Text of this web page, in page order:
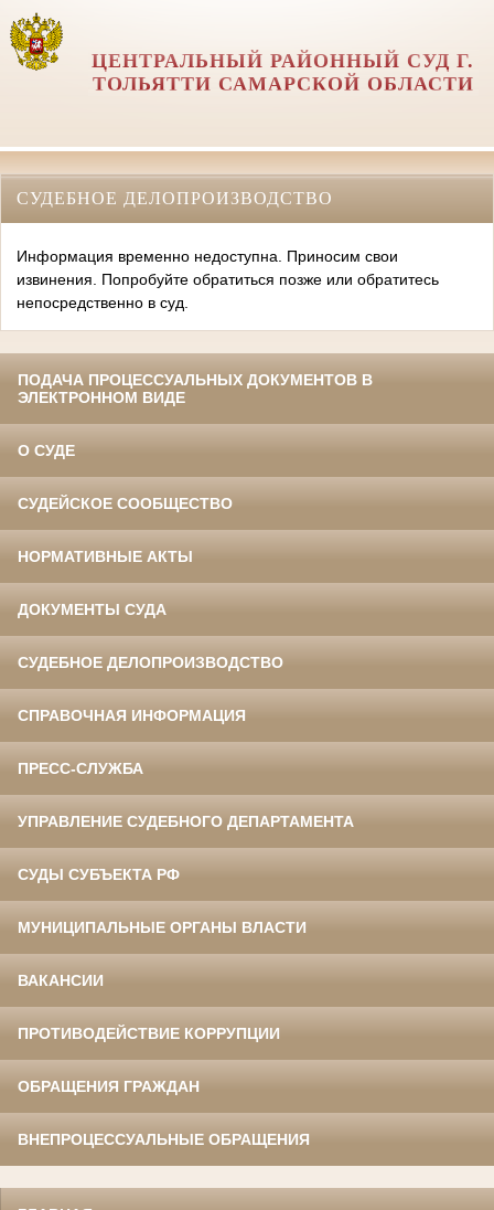
ЦЕНТРАЛЬНЫЙ РАЙОННЫЙ СУД Г.
ТОЛЬЯТТИ САМАРСКОЙ ОБЛАСТИ
СУДЕБНОЕ ДЕЛОПРОИЗВОДСТВО
Информация временно недоступна. Приносим свои
извинения. Попробуйте обратиться позже или обратитесь
непосредственно в суд.
ПОДАЧА ПРОЦЕССУАЛЬНЫХ ДОКУМЕНТОВ В
ЭЛЕКТРОННОМ ВИДЕ
О СУДЕ
СУДЕЙСКОЕ СООБЩЕСТВО
НОРМАТИВНЫЕ АКТЫ
ДОКУМЕНТЫ СУДА
СУДЕБНОЕ ДЕЛОПРОИЗВОДСТВО
СПРАВОЧНАЯ ИНФОРМАЦИЯ
ПРЕСС-СЛУЖБА
УПРАВЛЕНИЕ СУДЕБНОГО ДЕПАРТАМЕНТА
СУДЫ СУБЪЕКТА РФ
МУНИЦИПАЛЬНЫЕ ОРГАНЫ ВЛАСТИ
ВАКАНСИИ
ПРОТИВОДЕЙСТВИЕ КОРРУПЦИИ
ОБРАЩЕНИЯ ГРАЖДАН
ВНЕПРОЦЕССУАЛЬНЫЕ ОБРАЩЕНИЯ